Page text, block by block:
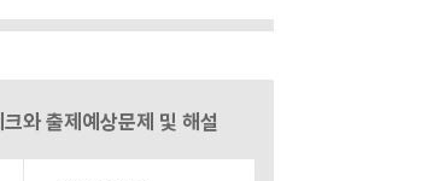
와 출제예상문제 및 해설